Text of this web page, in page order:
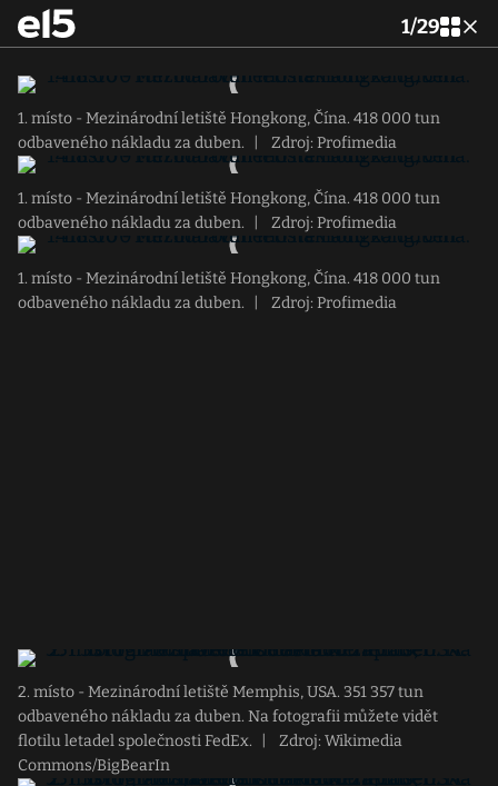
1/29
1. místo - Mezinárodní letiště Hongkong, Čína. 418 000 tun
odbaveného nákladu za duben.
Zdroj: Profimedia
1. místo - Mezinárodní letiště Hongkong, Čína. 418 000 tun
odbaveného nákladu za duben.
Zdroj: Profimedia
1. místo - Mezinárodní letiště Hongkong, Čína. 418 000 tun
odbaveného nákladu za duben.
Zdroj: Profimedia
2. místo - Mezinárodní letiště Memphis, USA. 351 357 tun
odbaveného nákladu za duben. Na fotografii můžete vidět
flotilu letadel společnosti FedEx.
Zdroj: Wikimedia
Commons/BigBearIn